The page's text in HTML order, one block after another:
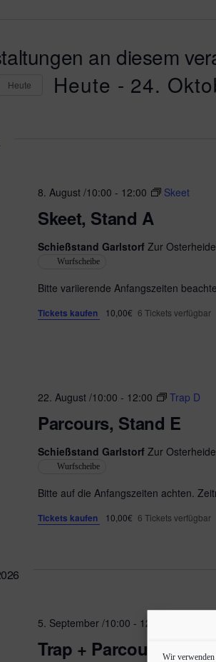
Wir verwenden
an diesem
Heute Heute - 24.
h
e
.
Skeet, Stand A
8. August /10:00 - 12:00 Skeet
Schießstand Garlstorf Zur
Wurfscheibe
Bitte variierende Anfangszeiten
Tickets kaufen 10,00€ 6 Tickets verfügbar
Parcours, Stand E
22. August /10:00 - 12:00 Trap D
Schießstand Garlstorf Zur
Wurfscheibe
Bitte auf die Anfangszeiten achten.
Tickets kaufen 10,00€ 6 Tickets verfügbar
Trap + Parcours,
5. September /10:00 - 12:00